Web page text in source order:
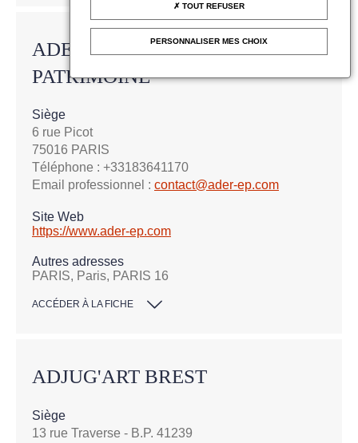
ADER ENTREPRISES &
PATRIMOINE
Siège
6 rue Picot
75016 PARIS
Téléphone : +33183641170
Email professionnel : contact@ader-ep.com
Site Web
https://www.ader-ep.com
Autres adresses
PARIS, Paris, PARIS 16
ACCÉDER À LA FICHE
ADJUG'ART BREST
Siège
13 rue Traverse - B.P. 41239
TOUT REFUSER
PERSONNALISER MES CHOIX